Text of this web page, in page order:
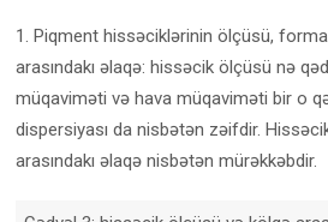
1. Piqment hissəciklərinin ölçüsü,
arasındakı əlaqə: hissəcik ölçüsü nə
müqaviməti və hava müqaviməti bir o
dispersiyası da nisbətən zəifdir.
arasındakı əlaqə nisbətən mürəkkəbdir.